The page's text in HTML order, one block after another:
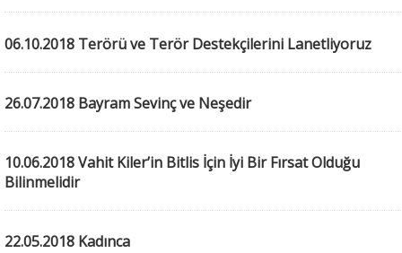
06.10.2018 Terörü ve Terör Destekçilerini Lanetliyoruz
26.07.2018 Bayram Sevinç ve Neşedir
10.06.2018 Vahit Kiler’in Bitlis İçin İyi Bir Fırsat Olduğu
Bilinmelidir
22.05.2018 Kadınca